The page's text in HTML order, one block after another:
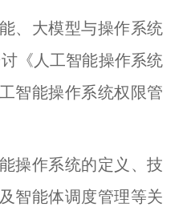
、大模型与操作系统
《人工智能操作系统
智能操作系统权限管
操作系统的定义、技
智能体调度管理等关